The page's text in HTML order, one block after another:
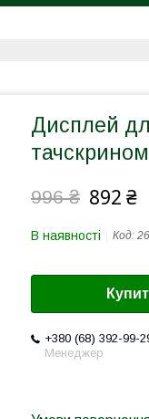
Дисплей
996 ₴ 892 ₴
В наявності Код:
+380 (68) 392-99-
Менеджер